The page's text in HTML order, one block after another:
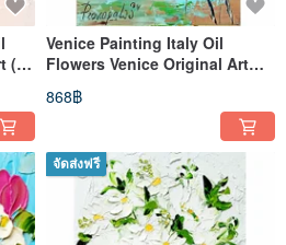
(13
Venice Painting Italy Oil
Flowers Venice Original Art
(13 cm * 18 cm)
868฿
จัดส่งฟรี